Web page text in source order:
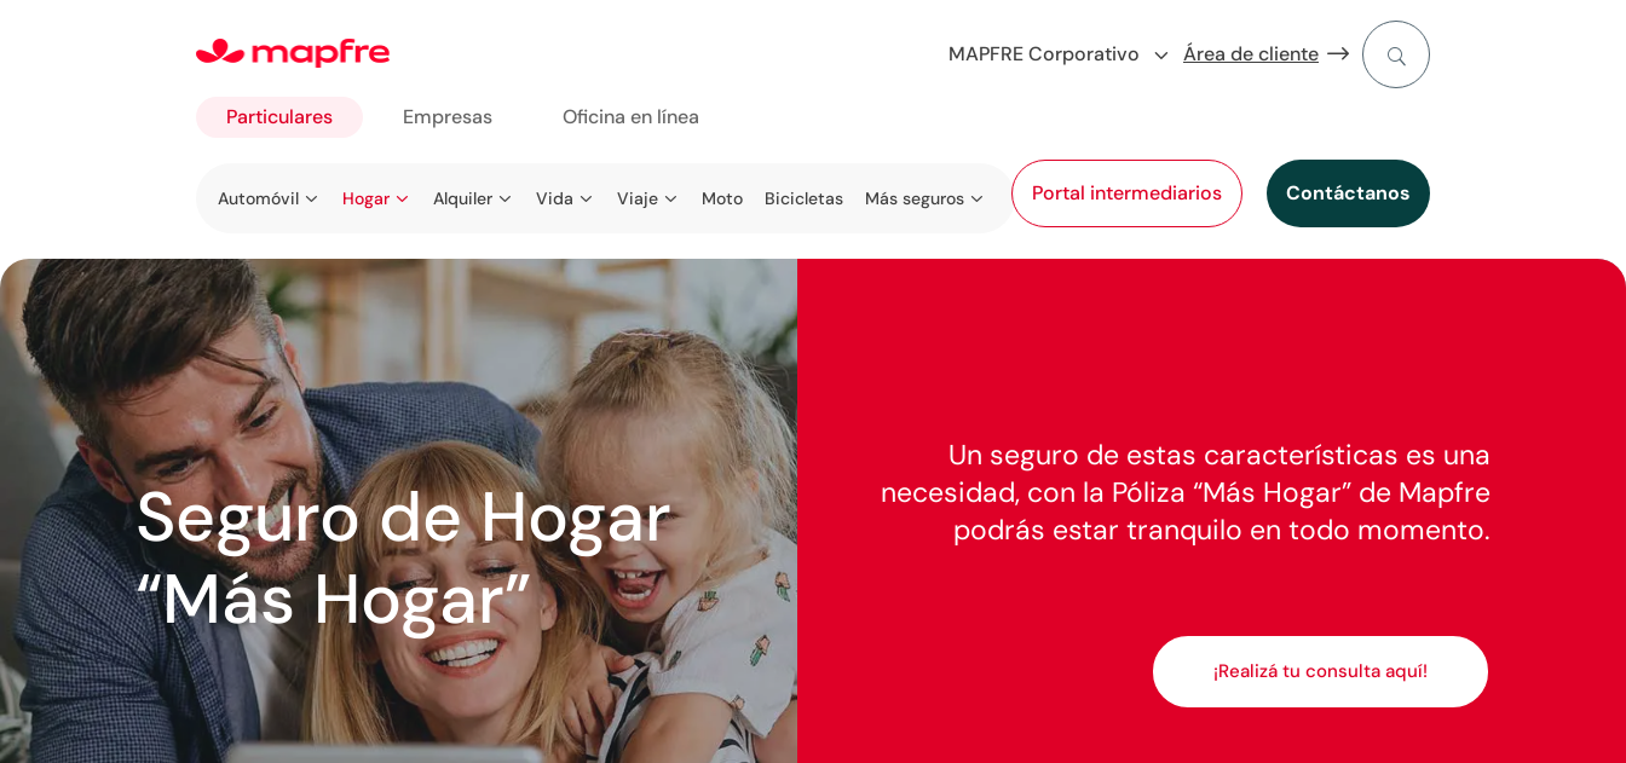
MAPFRE Corporativo Área de cliente
Portal intermediarios Contáctanos
Particulares
Ir a
Automóvil Hogar Alquiler Vida Viaje Moto Bicicletas Más seguros
Empresas Oficina en línea
Seguro de Hogar
“Más Hogar”
Un seguro de estas características es una
necesidad, con la Póliza “Más Hogar” de Mapfre
podrás estar tranquilo en todo momento.
¡Realizá tu consulta aquí!